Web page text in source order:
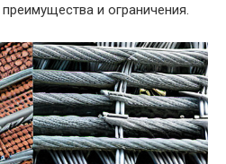
и ограничения.